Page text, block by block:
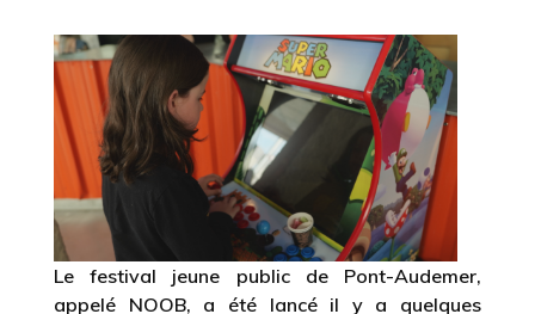
Le festival jeune public de Pont-Audemer,
appelé NOOB, a été lancé il y a quelques